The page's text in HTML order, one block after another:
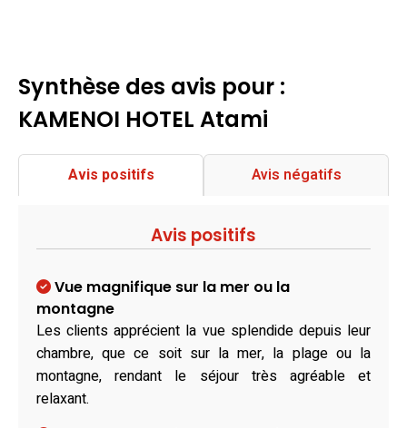
Synthèse des avis pour :
KAMENOI HOTEL Atami
Avis positifs Avis négatifs
Avis positifs
Vue magnifique sur la mer ou la
montagne
Les clients apprécient la vue splendide depuis leur
chambre, que ce soit sur la mer, la plage ou la
montagne, rendant le séjour très agréable et
relaxant.